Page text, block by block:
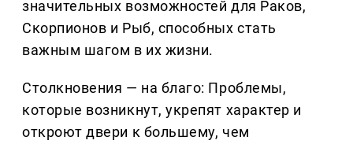
значительных возможностей для Раков,
Скорпионов и Рыб, способных стать
важным шагом в их жизни.
Столкновения — на благо: Проблемы,
которые возникнут, укрепят характер и
откроют двери к большему, чем